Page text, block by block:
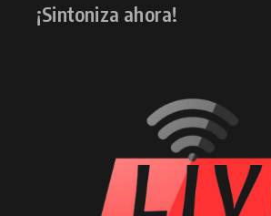
¡Sintoniza ahora!